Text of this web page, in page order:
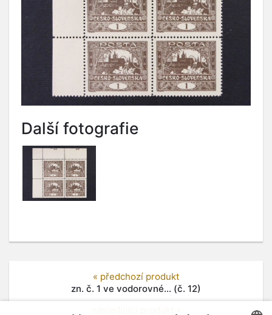
Další fotografie
« předchozí produkt
zn. č. 1 ve vodorovné... (č. 12)